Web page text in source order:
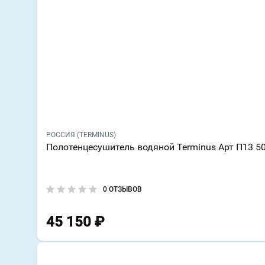
РОССИЯ (TERMINUS)
Полотенцесушитель водяной Terminus Арт П13
0 ОТЗЫВОВ
45 150 ₽